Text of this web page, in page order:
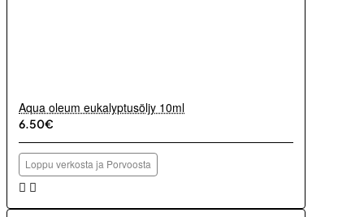
Aqua oleum eukalyptusöljy 10ml
6.50€
Loppu verkosta ja Porvoosta